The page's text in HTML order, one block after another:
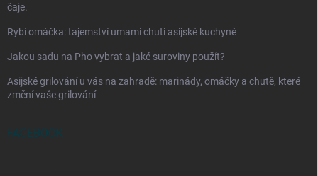
čaje.
Rybí omáčka: tajemství umami chuti asijské kuchyně
Jakou sadu na Pho vybrat a jaké suroviny použít?
Asijské grilování u vás na zahradě: marinády, omáčky a chutě, které
změní vaše grilování
FACEBOOK